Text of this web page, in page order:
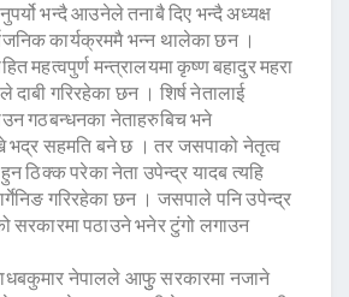
भन्दै आउनेले तनाबै दिए भन्दै अध्यक्ष
कार्यक्रममै भन्न थालेका छन ।
महत्वपुर्ण मन्त्रालयमा कृष्ण बहादुर महरा
दाबी गरिरहेका छन । शिर्ष नेतालाई
गठबन्धनका नेताहरुबिच भने
भद्र सहमति बने छ । तर जसपाको नेतृत्व
ठिक्क परेका नेता उपेन्द्र यादब त्यहि
गरिरहेका छन । जसपाले पनि उपेन्द्र
सरकारमा पठाउने भनेर टुंगो लगाउन
नेपालले आफुु सरकारमा नजाने